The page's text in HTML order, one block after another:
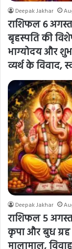
Deepak Jakhar
राशिफल 6
बृहस्पति की
भाग्योदय और
व्यर्थ के विवाद,
Deepak Jakhar
राशिफल 5
कृपा और बुध ग्रह